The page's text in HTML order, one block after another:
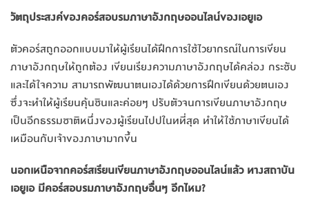
วัตถุประสงค์ของคอร์สอบรมภาษาอังกฤษออนไลน์ของเอยูเอ
ตัวคอร์สถูกออกแบบมาให้ผู้เรียนได้ฝึกการใช้ไวยากรณ์ในการเขียน
ภาษาอังกฤษให้ถูกต้อง เขียนเรียงความภาษาอังกฤษได้คล่อง กระชับ
และได้ใจความ สามารถพัฒนาตนเองได้ด้วยการฝึกเขียนด้วยตนเอง
ซึ่งจะทำให้ผู้เรียนคุ้นชินและค่อยๆ ปรับตัวจนการเขียนภาษาอังกฤษ
เป็นอีกธรรมชาติหนึ่งของผู้เรียนไปปในทที่สุด ทำให้ใช้ภาษาเขียนได้
เหมือนกับเจ้าของภาษามากขึ้น
นอกเหนือจากคอร์สเรียนเขียนภาษาอังกฤษออนไลน์แล้ว ทางสถาบัน
เอยูเอ มีคอร์สอบรมภาษาอังกฤษอื่นๆ อีกไหม?